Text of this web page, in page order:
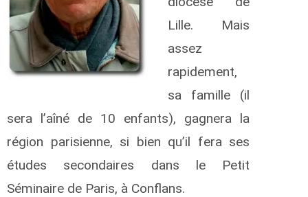
Lille. Mais
assez
rapidement,
sa famille (il
sera l’aîné de 10 enfants), gagnera la
région parisienne, si bien qu’il fera ses
études secondaires dans le Petit
Séminaire de Paris, à Conflans.